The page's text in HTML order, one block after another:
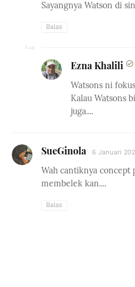
Sayangnya Watson di
Balas
Ezna Khalili
Watsons ni
Kalau Watsons
juga....
SueGinola 6 Januari
Wah cantiknya
membelek kan....
Balas